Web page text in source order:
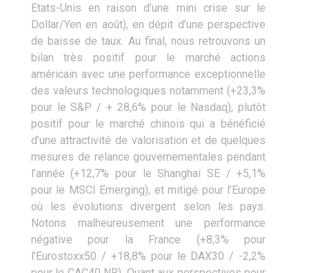
Etats-Unis en raison d’une mini crise sur le
Dollar/Yen en août), en dépit d’une perspective
de baisse de taux. Au final, nous retrouvons un
bilan très positif pour le marché actions
américain avec une performance exceptionnelle
des valeurs technologiques notamment (+23,3%
pour le S&P / + 28,6% pour le Nasdaq), plutôt
positif pour le marché chinois qui a bénéficié
d’une attractivité de valorisation et de quelques
mesures de relance gouvernementales pendant
l’année (+12,7% pour le Shanghai SE / +5,1%
pour le MSCI Emerging), et mitigé pour l’Europe
où les évolutions divergent selon les pays.
Notons malheureusement une performance
négative pour la France (+8,3% pour
l’Eurostoxx50 / +18,8% pour le DAX30 / -2,2%